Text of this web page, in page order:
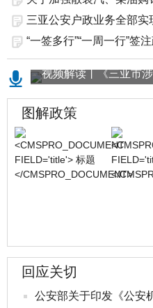
三亚公安户政业务全部实
“一签多行”“一周一行”签
视频解读丨《三亚市
图解政策
回应关切
公安部关于印发《公安